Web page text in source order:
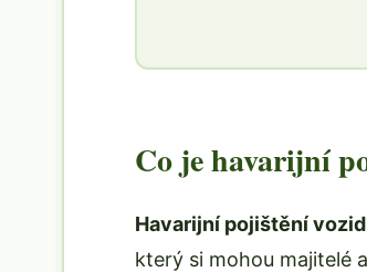
Co je havarijní
Havarijní pojištění
který si mohou majitelé